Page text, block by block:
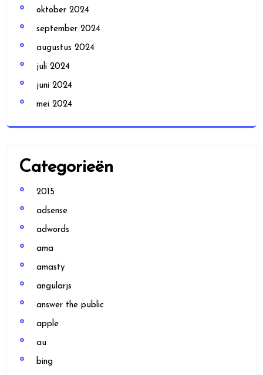
oktober 2024
september 2024
augustus 2024
juli 2024
juni 2024
mei 2024
Categorieën
2015
adsense
adwords
ama
amasty
angularjs
answer the public
apple
au
bing